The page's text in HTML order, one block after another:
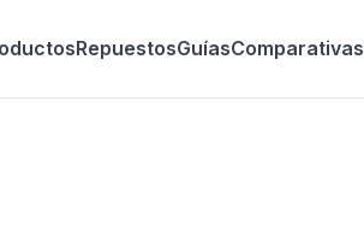
RepuestosGuíasComparativas